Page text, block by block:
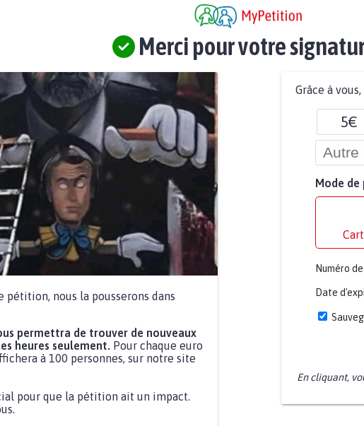
Merci pour votre
pétition, nous la pousserons dans
permettra de trouver de nouveaux
heures seulement. Pour chaque euro
à 100 personnes, sur notre site
pour que la pétition ait un impact.
Grâce à
5€
Mode de
Numéro
Date
En cliquant,